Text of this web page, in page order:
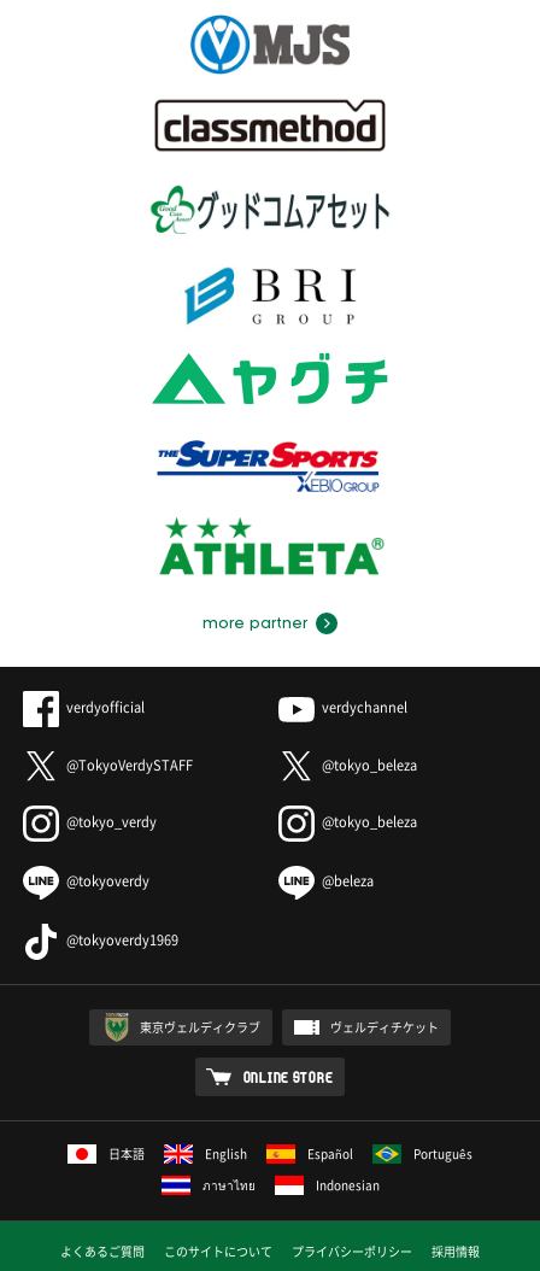
more partner
verdyofficial verdychannel
@TokyoVerdySTAFF @tokyo_beleza
@tokyo_verdy @tokyo_beleza
@tokyoverdy @beleza
@tokyoverdy1969
東京ヴェルディクラブ ヴェルディチケット
ONLINE STORE
日本語 English Español
Português
ภาษาไทย
Indonesian
よくあるご質問 このサイトについて プライバシーポリシー 採用情報